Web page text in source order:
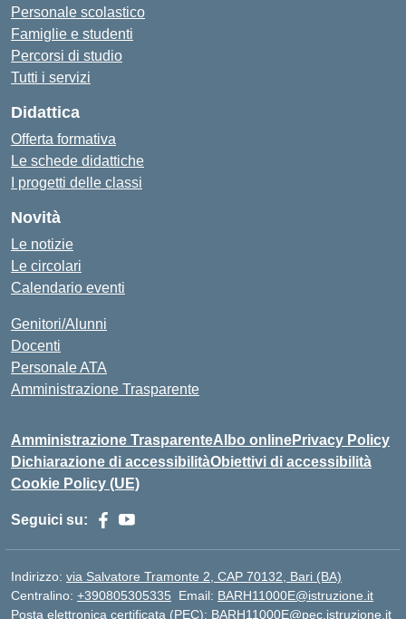
Personale scolastico
Famiglie e studenti
Percorsi di studio
Tutti i servizi
Didattica
Offerta formativa
Le schede didattiche
I progetti delle classi
Novità
Le notizie
Le circolari
Calendario eventi
Genitori/Alunni
Docenti
Personale ATA
Amministrazione Trasparente
Amministrazione TrasparenteAlbo onlinePrivacy Policy
Dichiarazione di accessibilitàObiettivi di accessibilità
Cookie Policy (UE)
Seguici su:
Indirizzo: via Salvatore Tramonte 2, CAP 70132, Bari (BA)
Centralino: +390805305335 Email: BARH11000E@istruzione.it
Posta elettronica certificata (PEC): BARH11000E@pec.istruzione.it